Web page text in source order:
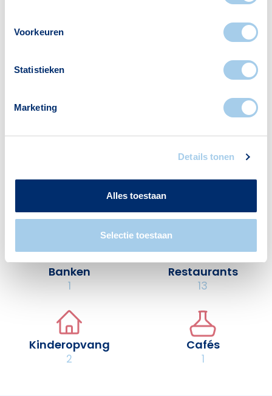
Voorkeuren
Statistieken
Marketing
Details tonen
Alles toestaan
Selectie toestaan
Voorzieningen in Indische
Deze wijk heeft het allemaal voor je. Zo vind je
3
Supermarkten
2
Banken
1
Restaurants
13
Kinderopvang
2
Cafés
1